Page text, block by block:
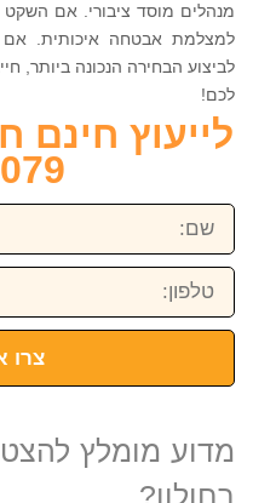
מנהלים מוסד ציבורי. אם
למצלמת אבטחה איכותית. אם
לכם!
שם:
טלפון:
צרו
מדוע מומלץ
בחולון?